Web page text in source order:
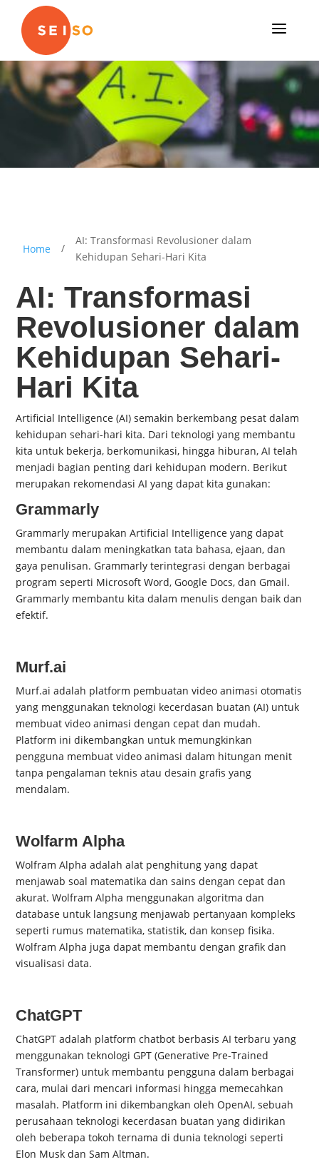
a
Home /
AI: Transformasi Revolusioner dalam
Kehidupan Sehari-Hari Kita
AI: Transformasi
Revolusioner dalam
Kehidupan Sehari-
Hari Kita
Artificial Intelligence (AI) semakin berkembang pesat dalam
kehidupan sehari-hari kita. Dari teknologi yang membantu
kita untuk bekerja, berkomunikasi, hingga hiburan, AI telah
menjadi bagian penting dari kehidupan modern. Berikut
merupakan rekomendasi AI yang dapat kita gunakan:
Grammarly
Grammarly merupakan Artificial Intelligence yang dapat
membantu dalam meningkatkan tata bahasa, ejaan, dan
gaya penulisan. Grammarly terintegrasi dengan berbagai
program seperti Microsoft Word, Google Docs, dan Gmail.
Grammarly membantu kita dalam menulis dengan baik dan
efektif.
Murf.ai
Murf.ai adalah platform pembuatan video animasi otomatis
yang menggunakan teknologi kecerdasan buatan (AI) untuk
membuat video animasi dengan cepat dan mudah.
Platform ini dikembangkan untuk memungkinkan
pengguna membuat video animasi dalam hitungan menit
tanpa pengalaman teknis atau desain grafis yang
mendalam.
Wolfarm Alpha
Wolfram Alpha adalah alat penghitung yang dapat
menjawab soal matematika dan sains dengan cepat dan
akurat. Wolfram Alpha menggunakan algoritma dan
database untuk langsung menjawab pertanyaan kompleks
seperti rumus matematika, statistik, dan konsep fisika.
Wolfram Alpha juga dapat membantu dengan grafik dan
visualisasi data.
ChatGPT
ChatGPT adalah platform chatbot berbasis AI terbaru yang
menggunakan teknologi GPT (Generative Pre-Trained
Transformer) untuk membantu pengguna dalam berbagai
cara, mulai dari mencari informasi hingga memecahkan
masalah. Platform ini dikembangkan oleh OpenAI, sebuah
perusahaan teknologi kecerdasan buatan yang didirikan
oleh beberapa tokoh ternama di dunia teknologi seperti
Elon Musk dan Sam Altman.